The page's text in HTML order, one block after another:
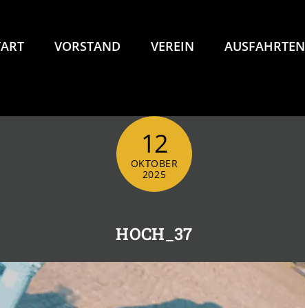
VORSTAND VEREIN AUSFAHRTEN
12
OKTOBER
2025
HOCH_37